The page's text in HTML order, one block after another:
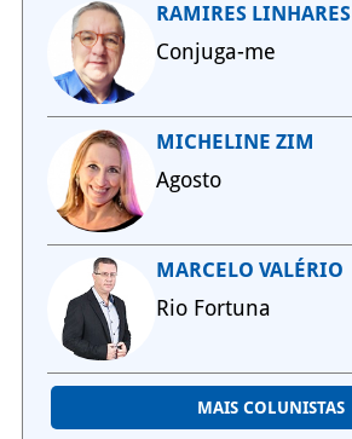
RAMIRES LINHARES
Conjuga-me
MICHELINE ZIM
Agosto
MARCELO VALÉRIO
Rio Fortuna
MAIS COLUNISTAS